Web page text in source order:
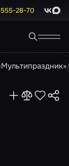
28-70 Max